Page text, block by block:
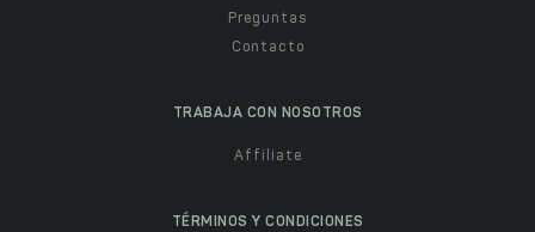
Preguntas
Contacto
TRABAJA CON NOSOTROS
Affiliate
TÉRMINOS Y CONDICIONES